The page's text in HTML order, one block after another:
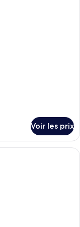
Voir les prix